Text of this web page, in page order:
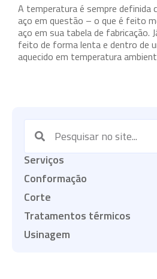
A temperatura é sempre definida
aço em questão – o que é feito
aço em sua tabela de fabricação.
feito de forma lenta e dentro de
aquecido em temperatura
Serviços
Conformação
Corte
Tratamentos térmicos
Usinagem